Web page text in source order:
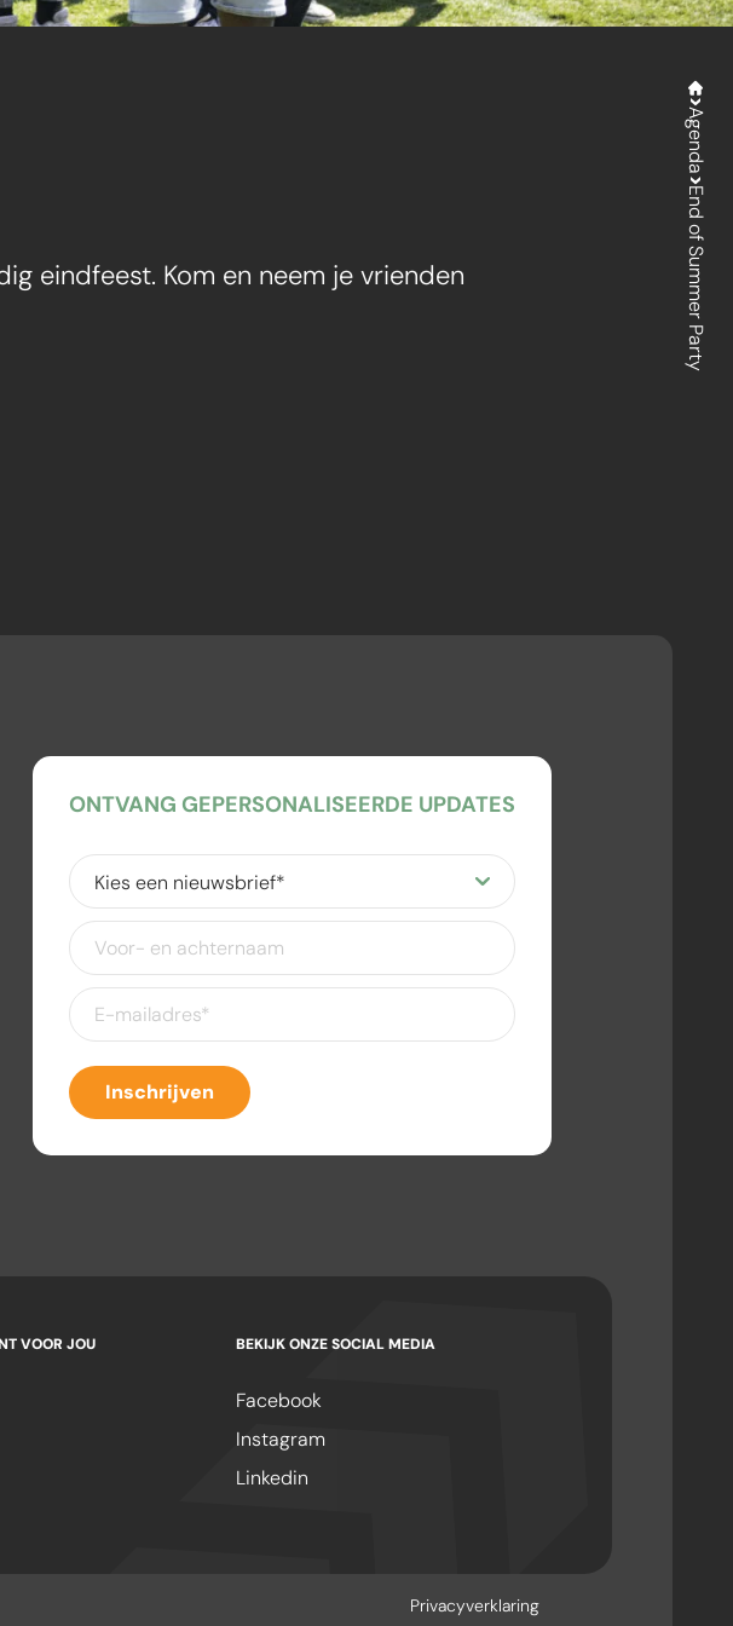
Agenda
End of Summer Party
eindfeest. Kom en neem je vrienden
ONTVANG GEPERSONALISEERDE UPDATES
Kies
een
nieuwsbrief(Vereist)
Voor-
en
achternaam
E-
mailadres(Vereist)
Inschrijven
VOOR JOU BEKIJK ONZE SOCIAL MEDIA
Facebook
Instagram
Linkedin
Privacyverklaring